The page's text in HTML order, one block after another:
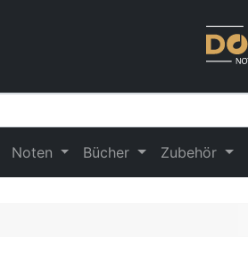
Noten Bücher Zubehör